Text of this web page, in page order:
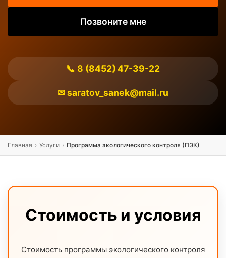
Позвоните мне
📞 8 (8452) 47-39-22
✉ saratov_sanek@mail.ru
Главная › Услуги › Программа экологического контроля (ПЭК)
Стоимость и условия
Стоимость программы экологического контроля